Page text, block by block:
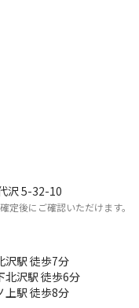
沢 5-32-10
定後にご確認いただけます。
沢駅 徒歩7分
北沢駅 徒歩6分
上駅 徒歩8分